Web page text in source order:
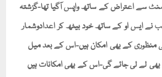
سے اعتراض کے ساتھ واپس آگیا تھا-گزشتہ
ایس او کے ساتھ خود بیٹھ کر اعدادوشمار
منظوری کے بھی امکان ہیں-اس کے بعد میل
بھی لے لی جائے گی-اس کے بھی امکانات ہیں